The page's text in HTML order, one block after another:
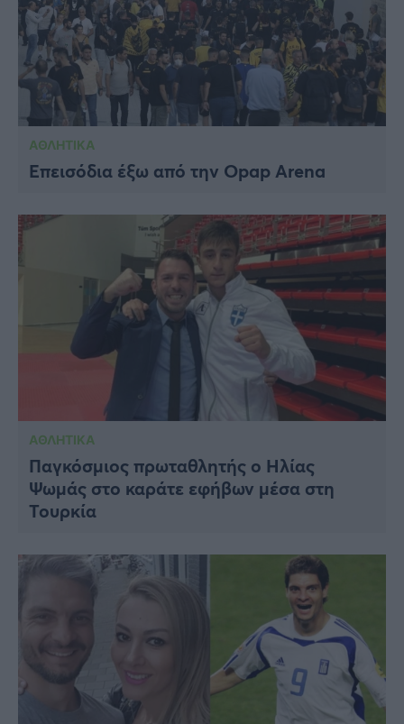
ΑΘΛΗΤΙΚΑ
Επεισόδια έξω από την Opap Arena
ΑΘΛΗΤΙΚΑ
Παγκόσμιος πρωταθλητής ο Ηλίας
Ψωμάς στο καράτε εφήβων μέσα στη
Τουρκία